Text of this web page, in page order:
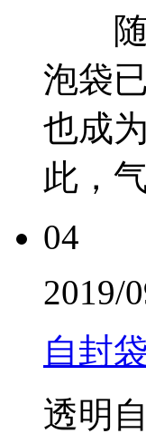
随
泡袋
也成
此，
04
2019/
自封
透明